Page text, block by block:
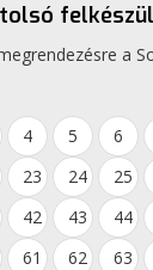
a
4 5 6
23 24 25
42 43 44
61 62 63